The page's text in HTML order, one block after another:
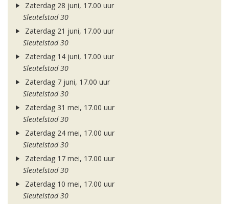
Zaterdag 28 juni, 17.00 uur
Sleutelstad 30
Zaterdag 21 juni, 17.00 uur
Sleutelstad 30
Zaterdag 14 juni, 17.00 uur
Sleutelstad 30
Zaterdag 7 juni, 17.00 uur
Sleutelstad 30
Zaterdag 31 mei, 17.00 uur
Sleutelstad 30
Zaterdag 24 mei, 17.00 uur
Sleutelstad 30
Zaterdag 17 mei, 17.00 uur
Sleutelstad 30
Zaterdag 10 mei, 17.00 uur
Sleutelstad 30